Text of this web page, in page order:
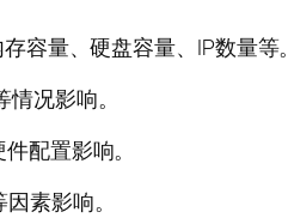
容量、硬盘容量、IP数量等。
情况影响。
配置影响。
素影响。